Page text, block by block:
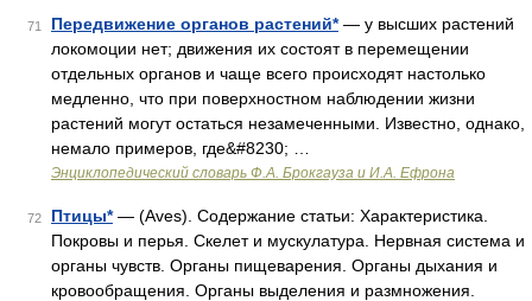
71 Передвижение органов растений*— у высших растений
локомоции нет; движения их состоят в перемещении
отдельных органов и чаще всего происходят настолько
медленно, что при поверхностном наблюдении жизни
растений могут остаться незамеченными. Известно, однако,
немало примеров, где&#8230; …
Энциклопедический словарь Ф.А. Брокгауза и И.А. Ефрона
72 Птицы*— (Aves). Содержание статьи: Характеристика.
Покровы и перья. Скелет и мускулатура. Нервная система и
органы чувств. Органы пищеварения. Органы дыхания и
кровообращения. Органы выделения и размножения.